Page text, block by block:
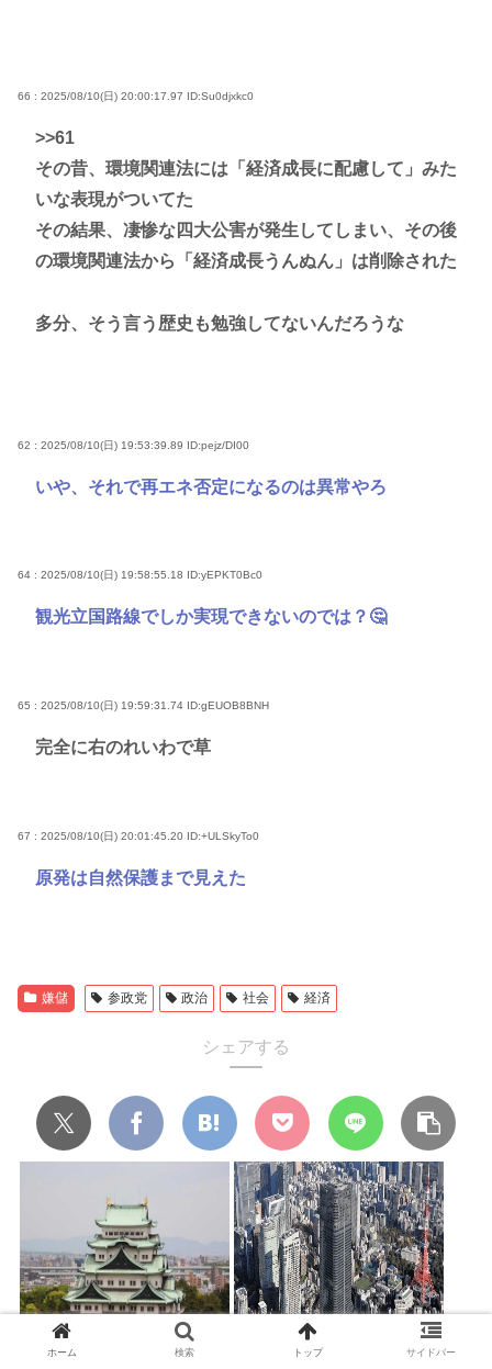
66 : 2025/08/10(日) 20:00:17.97 ID:Su0djxkc0
>>61
その昔、環境関連法には「経済成長に配慮して」みた
いな表現がついてた
その結果、凄惨な四大公害が発生してしまい、その後
の環境関連法から「経済成長うんぬん」は削除された
多分、そう言う歴史も勉強してないんだろうな
62 : 2025/08/10(日) 19:53:39.89 ID:pejz/DI00
いや、それで再エネ否定になるのは異常やろ
64 : 2025/08/10(日) 19:58:55.18 ID:yEPKT0Bc0
観光立国路線でしか実現できないのでは？🤔
65 : 2025/08/10(日) 19:59:31.74 ID:gEUOB8BNH
完全に右のれいわで草
67 : 2025/08/10(日) 20:01:45.20 ID:+ULSkyTo0
原発は自然保護まで見えた
嫌儲 参政党 政治 社会 経済
シェアする
名古屋←大阪も東京も行けま
す・不動産安いです・旧帝あり
愛国保守「人口減少でもいい海
外に投資すればよい」 資本が海
ホーム 検索 トップ サイドバー